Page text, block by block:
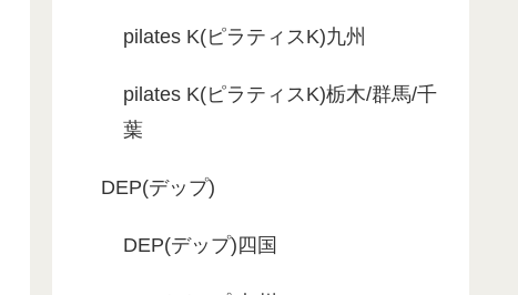
pilates K(ピラティスK)九州
pilates K(ピラティスK)栃木/群馬/千
葉
DEP(デップ)
DEP(デップ)四国